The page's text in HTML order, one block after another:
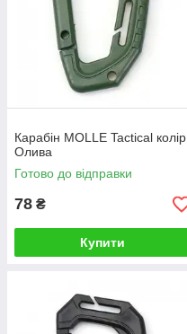
Карабін MOLLE Tactical колір
Олива
Готово до відправки
78 ₴
Купити